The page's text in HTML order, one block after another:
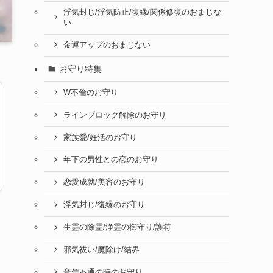
浮気封じ/浮気防止/復縁/関係修復のおまじな
い
金運アップのおまじない
お守り特集
W不倫のお守り
ラインブロック解除のお守り
家族愛/妊活のお守り
年下の男性との恋のお守り
恋愛成就/美容のお守り
浮気封じ/復縁のお守り
生霊の除霊/浄霊の御守り/護符
邪気祓い/魔除け/結界